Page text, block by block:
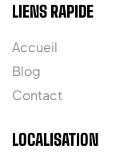
LIENS RAPIDE
Accueil
Blog
Contact
LOCALISATION